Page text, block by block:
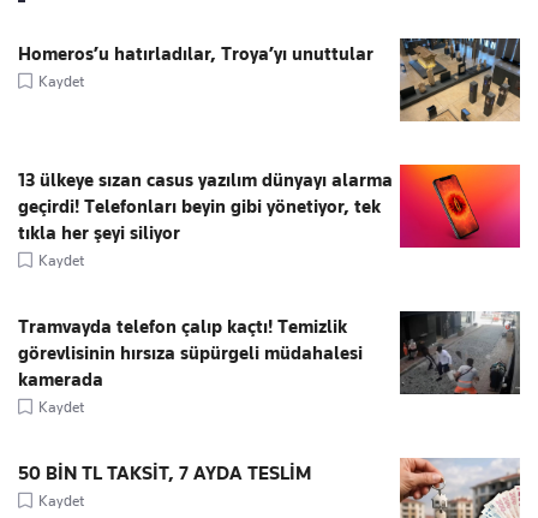
Homeros’u hatırladılar, Troya’yı unuttular
Kaydet
13 ülkeye sızan casus yazılım dünyayı alarma
geçirdi! Telefonları beyin gibi yönetiyor, tek
tıkla her şeyi siliyor
Kaydet
Tramvayda telefon çalıp kaçtı! Temizlik
görevlisinin hırsıza süpürgeli müdahalesi
kamerada
Kaydet
50 BİN TL TAKSİT, 7 AYDA TESLİM
Kaydet